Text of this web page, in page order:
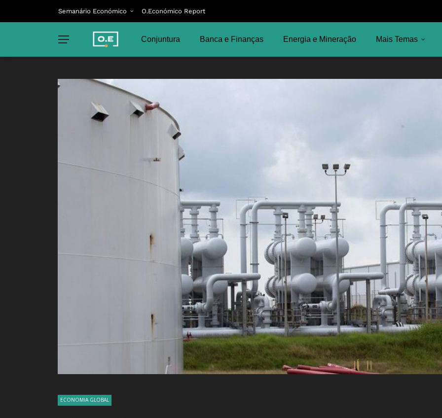
Semanário Económico O.Económico Report
Conjuntura Banca e Finanças Energia e Mineração Mais Temas
ECONOMIA GLOBAL